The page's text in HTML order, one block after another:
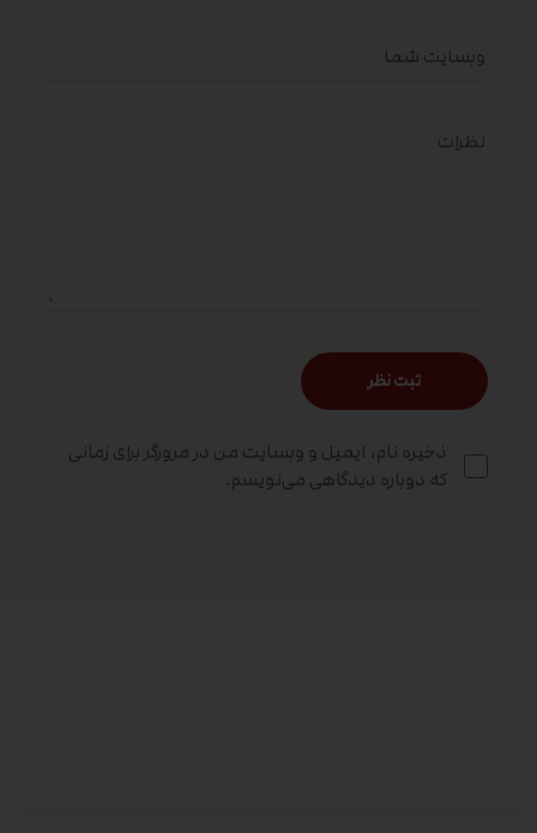
ذخیره نام، ایمیل و وبسایت من در مرورگر برای زمانی
که دوباره دیدگاهی می‌نویسم.